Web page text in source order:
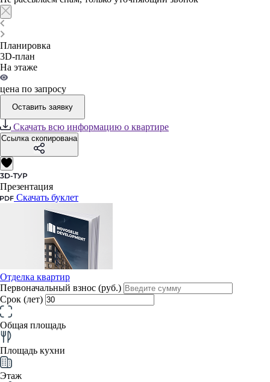
Планировка
3D-план
На этаже
цена по запросу
Оставить заявку
Скачать всю информацию о квартире
Ссылка скопирована
Презентация
Скачать буклет
Отделка квартир
Первоначальный взнос (руб.)
Срок (лет)
Общая площадь
Площадь кухни
Этаж